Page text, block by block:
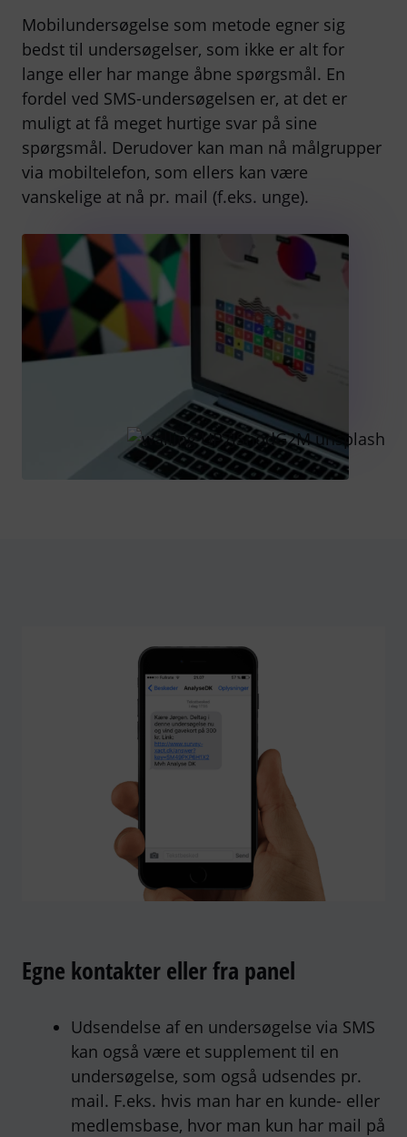
Mobilundersøgelse som metode egner sig
bedst til undersøgelser, som ikke er alt for
lange eller har mange åbne spørgsmål. En
fordel ved SMS-undersøgelsen er, at det er
muligt at få meget hurtige svar på sine
spørgsmål. Derudover kan man nå målgrupper
via mobiltelefon, som ellers kan være
vanskelige at nå pr. mail (f.eks. unge).
Egne kontakter eller fra panel
Udsendelse af en undersøgelse via SMS
kan også være et supplement til en
undersøgelse, som også udsendes pr.
mail. F.eks. hvis man har en kunde- eller
medlemsbase, hvor man kun har mail på